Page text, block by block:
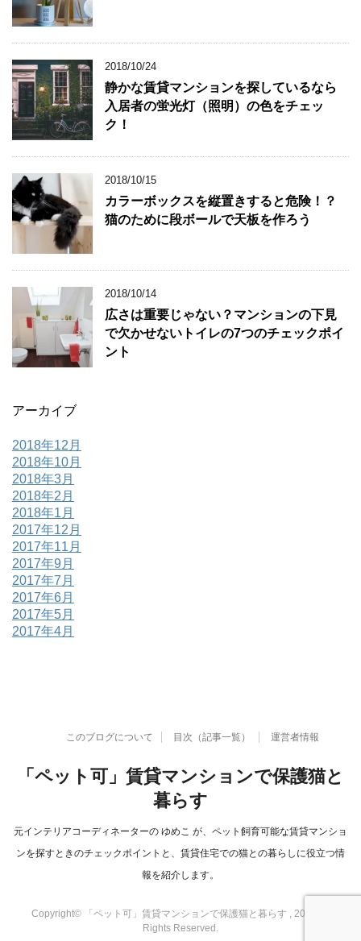
2018/10/24
静かな賃貸マンションを探しているなら
入居者の蛍光灯（照明）の色をチェッ
ク！
2018/10/15
カラーボックスを縦置きすると危険！？
猫のために段ボールで天板を作ろう
2018/10/14
広さは重要じゃない？マンションの下見
で欠かせないトイレの7つのチェックポイ
ント
アーカイブ
2018年12月
2018年10月
2018年3月
2018年2月
2018年1月
2017年12月
2017年11月
2017年9月
2017年7月
2017年6月
2017年5月
2017年4月
このブログについて 目次（記事一覧） 運営者情報
「ペット可」賃貸マンションで保護猫と
暮らす
元インテリアコーディネーターの ゆめこ が、ペット飼育可能な賃貸マンショ
ンを探すときのチェックポイントと、賃貸住宅での猫との暮らしに役立つ情
報を紹介します。
Copyright© 「ペット可」賃貸マンションで保護猫と暮らす , 2026 All
Rights Reserved.